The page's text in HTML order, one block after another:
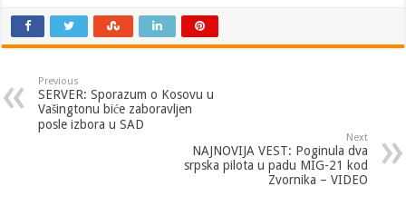
Previous
SERVER: Sporazum o Kosovu u
Vašingtonu biće zaboravljen
posle izbora u SAD
Next
NAJNOVIJA VEST: Poginula dva
srpska pilota u padu MIG-21 kod
Zvornika – VIDEO